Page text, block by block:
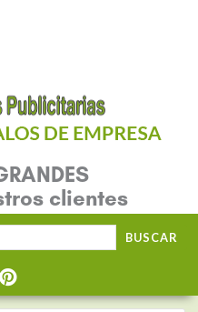
clientes
BUSCAR